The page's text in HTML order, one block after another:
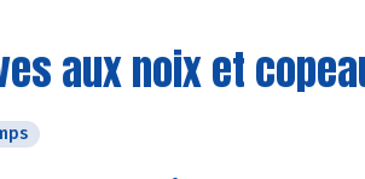
aux noix et